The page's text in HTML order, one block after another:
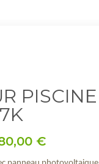
PISCINE
€